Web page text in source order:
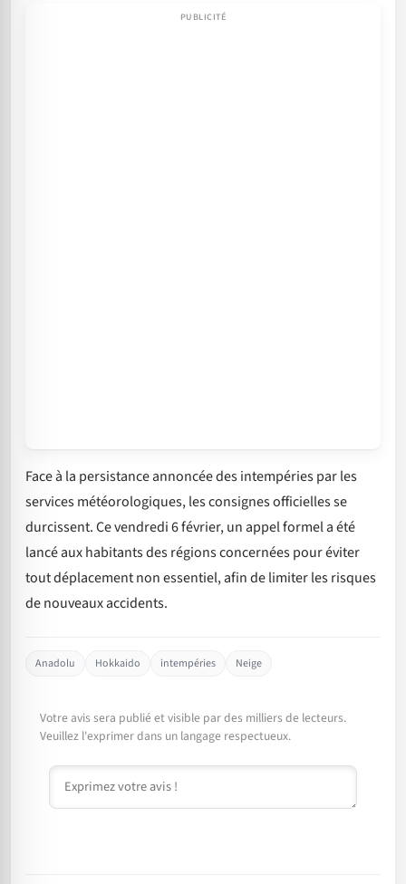
Face à la persistance annoncée des intempéries par les
services météorologiques, les consignes officielles se
durcissent. Ce vendredi 6 février, un appel formel a été
lancé aux habitants des régions concernées pour éviter
tout déplacement non essentiel, afin de limiter les risques
de nouveaux accidents.
Anadolu Hokkaido intempéries Neige
Votre avis sera publié et visible par des milliers de lecteurs.
Veuillez l'exprimer dans un langage respectueux.
Commentaire